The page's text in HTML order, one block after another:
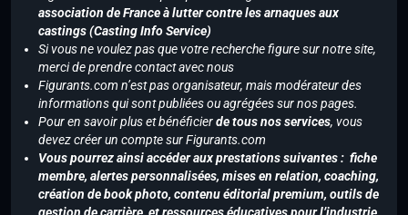
association de France à lutter contre les arnaques aux
castings (Casting Info Service)
Si vous ne voulez pas que votre recherche figure sur notre site,
merci de prendre contact avec nous
Figurants.com n’est pas organisateur, mais modérateur des
informations qui sont publiées ou agrégées sur nos pages.
Pour en savoir plus et bénéficierde tous nos services, vous
devez créer un compte sur Figurants.com
Vous pourrez ainsi accéder aux prestations suivantes : fiche
membre, alertes personnalisées, mises en relation, coaching,
création de book photo, contenu éditorial premium, outils de